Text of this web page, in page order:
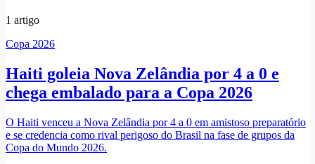
1 artigo
Copa 2026
Haiti goleia Nova Zelândia por 4 a 0 e
chega embalado para a Copa 2026
O Haiti venceu a Nova Zelândia por 4 a 0 em amistoso preparatório
e se credencia como rival perigoso do Brasil na fase de grupos da
Copa do Mundo 2026.